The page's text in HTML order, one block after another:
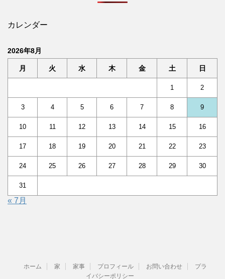
カレンダー
2026年8月
月 火 水 木 金 土 日
1 2
3 4 5 6 7 8 9
10 11 12 13 14 15 16
17 18 19 20 21 22 23
24 25 26 27 28 29 30
31
« 7月
ホーム 家 家事 プロフィール お問い合わせ
プラ
イバシーポリシー